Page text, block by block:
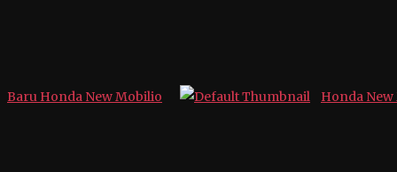
Baru Honda New Mobilio Honda